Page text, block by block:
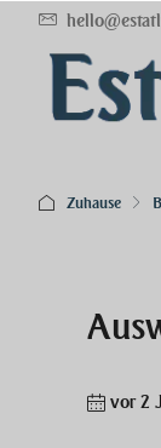
Zuhause
vor 2